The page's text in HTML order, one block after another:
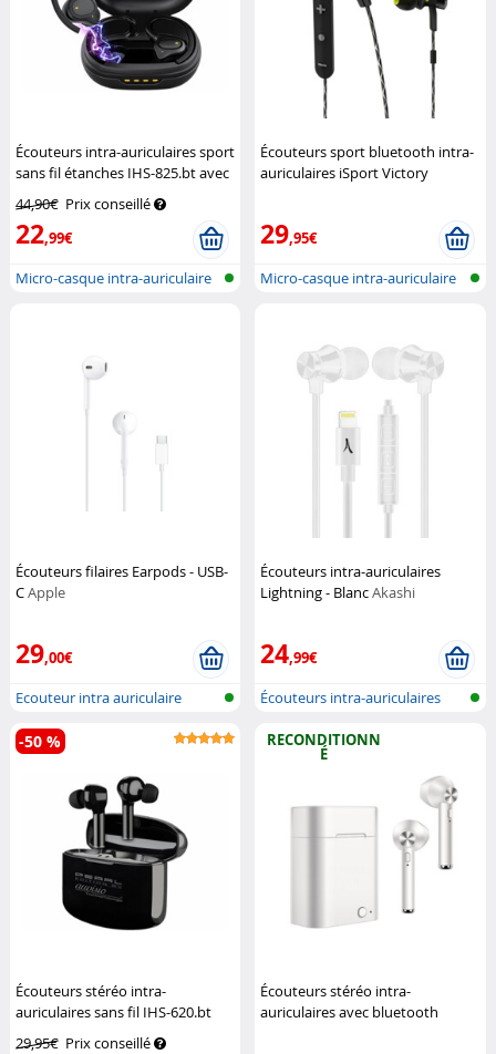
Écouteurs intra-auriculaires sport
sans fil étanches IHS-825.bt avec
fonction bluetooth 5.3
44,90€ Prix conseillé
22,99€
Micro-casque intra-auriculaire
Écouteurs sport bluetooth intra-
auriculaires iSport Victory
29,95€
Micro-casque intra-auriculaire
Écouteurs filaires Earpods - USB-
CApple
29,00€
Ecouteur intra auriculaire
Écouteurs intra-auriculaires
Lightning - BlancAkashi
24,99€
Écouteurs intra-auriculaires
Écouteurs stéréo intra-
auriculaires sans fil IHS-620.bt
29,95€ Prix conseillé
-50 % RECONDITIONN
É
Écouteurs stéréo intra-
auriculaires avec bluetooth